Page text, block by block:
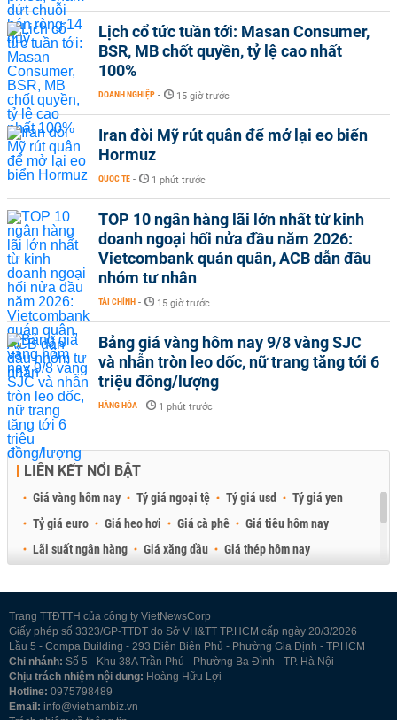
Lịch cổ tức tuần tới: Masan Consumer,
BSR, MB chốt quyền, tỷ lệ cao nhất
100%
DOANH NGHIỆP - 15 giờ trước
Iran đòi Mỹ rút quân để mở lại eo biển
Hormuz
QUỐC TẾ - 1 phút trước
TOP 10 ngân hàng lãi lớn nhất từ kinh
doanh ngoại hối nửa đầu năm 2026:
Vietcombank quán quân, ACB dẫn đầu
nhóm tư nhân
TÀI CHÍNH - 15 giờ trước
Bảng giá vàng hôm nay 9/8 vàng SJC
và nhẫn tròn leo dốc, nữ trang tăng tới 6
triệu đồng/lượng
HÀNG HÓA - 1 phút trước
LIÊN KẾT NỔI BẬT
Giá vàng hôm nay Tỷ giá ngoại tệ Tỷ giá usd
Tỷ giá yen
Tỷ giá euro
Giá heo hơi Giá cà phê
Giá tiêu hôm nay
Lãi suất ngân hàng
Giá xăng dầu
Giá thép hôm nay
Trang TTĐTTH của công ty VietNewsCorp
Giấy phép số 3323/GP-TTĐT do Sở VH&TT TP.HCM cấp ngày 20/3/2026
Lầu 5 - Compa Building - 293 Điện Biên Phủ - Phường Gia Định - TP.HCM
Chi nhánh: Số 5 - Khu 38A Trần Phú - Phường Ba Đình - TP. Hà Nội
Chịu trách nhiệm nội dung: Hoàng Hữu Lợi
Hotline: 0975798489
Email: info@vietnambiz.vn